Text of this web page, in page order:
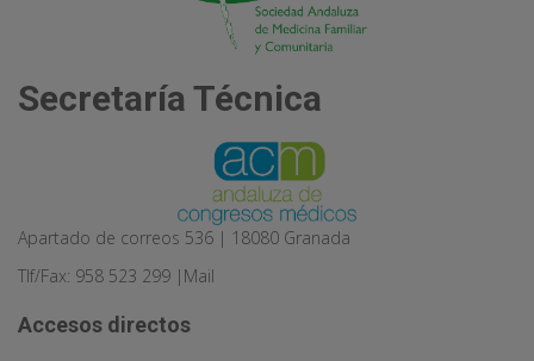
Secretaría Técnica
Apartado de correos 536 | 18080 Granada
Tlf/Fax: 958 523 299 | Mail
Accesos directos